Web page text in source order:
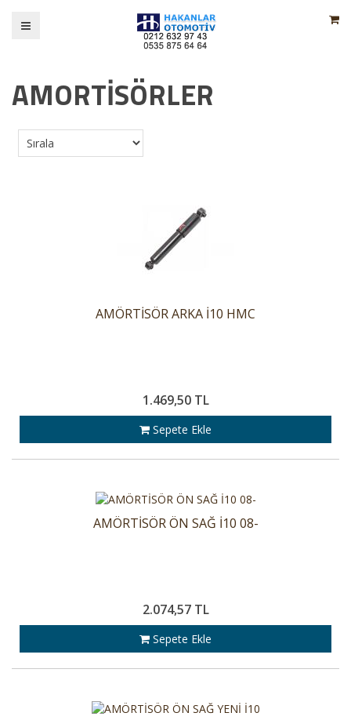
AMORTİSÖRLER
AMÖRTİSÖR ARKA İ10 HMC
1.469,50 TL
Sepete Ekle
AMÖRTİSÖR ÖN SAĞ İ10 08-
2.074,57 TL
Sepete Ekle